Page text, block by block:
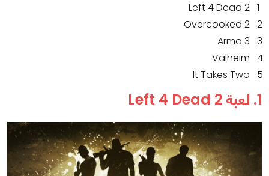
Left 4 Dead 2
Overcooked 2
Arma 3
Valheim
It Takes Two
1. لعبة Left 4 Dead 2